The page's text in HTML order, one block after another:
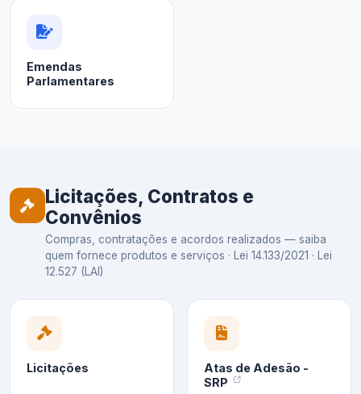
Emendas
Parlamentares
Licitações, Contratos e
Convênios
Compras, contratações e acordos realizados — saiba
quem fornece produtos e serviços · Lei 14.133/2021 · Lei
12.527 (LAI)
Licitações
Atas de Adesão -
SRP